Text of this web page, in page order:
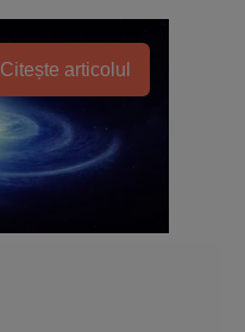
Citește articolul